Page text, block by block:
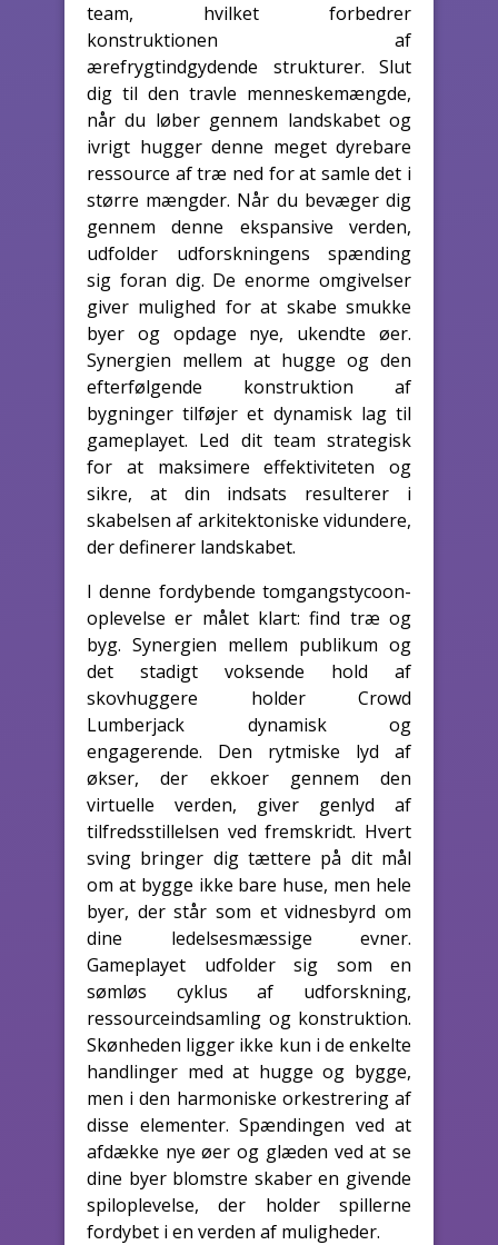
team, hvilket forbedrer
konstruktionen af
ærefrygtindgydende strukturer. Slut
dig til den travle menneskemængde,
når du løber gennem landskabet og
ivrigt hugger denne meget dyrebare
ressource af træ ned for at samle det i
større mængder. Når du bevæger dig
gennem denne ekspansive verden,
udfolder udforskningens spænding
sig foran dig. De enorme omgivelser
giver mulighed for at skabe smukke
byer og opdage nye, ukendte øer.
Synergien mellem at hugge og den
efterfølgende konstruktion af
bygninger tilføjer et dynamisk lag til
gameplayet. Led dit team strategisk
for at maksimere effektiviteten og
sikre, at din indsats resulterer i
skabelsen af arkitektoniske vidundere,
der definerer landskabet.
I denne fordybende tomgangstycoon-
oplevelse er målet klart: find træ og
byg. Synergien mellem publikum og
det stadigt voksende hold af
skovhuggere holder Crowd
Lumberjack dynamisk og
engagerende. Den rytmiske lyd af
økser, der ekkoer gennem den
virtuelle verden, giver genlyd af
tilfredsstillelsen ved fremskridt. Hvert
sving bringer dig tættere på dit mål
om at bygge ikke bare huse, men hele
byer, der står som et vidnesbyrd om
dine ledelsesmæssige evner.
Gameplayet udfolder sig som en
sømløs cyklus af udforskning,
ressourceindsamling og konstruktion.
Skønheden ligger ikke kun i de enkelte
handlinger med at hugge og bygge,
men i den harmoniske orkestrering af
disse elementer. Spændingen ved at
afdække nye øer og glæden ved at se
dine byer blomstre skaber en givende
spiloplevelse, der holder spillerne
fordybet i en verden af muligheder.